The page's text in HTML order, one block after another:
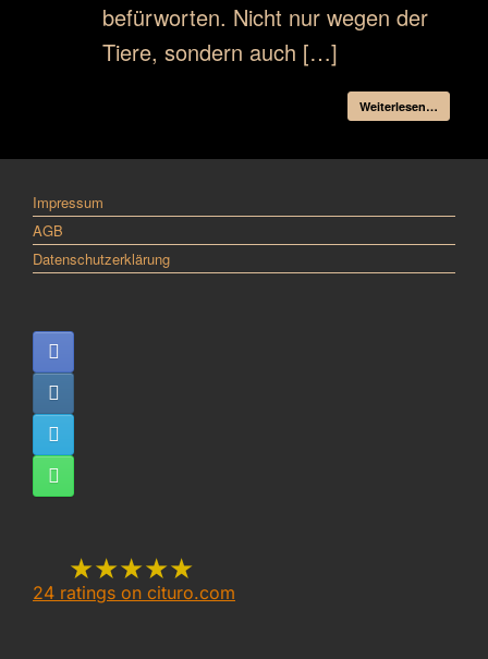
befürworten. Nicht nur wegen der
Tiere, sondern auch […]
Weiterlesen…
Impressum
AGB
Datenschutzerklärung
★★★★★
24 ratings on cituro.com